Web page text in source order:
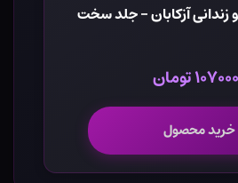
زندانی آزکابان - جلد سخت
تومان
خرید محصول